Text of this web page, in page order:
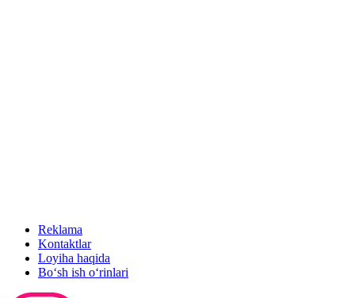
Reklama
Kontaktlar
Loyiha haqida
Bo‘sh ish o‘rinlari